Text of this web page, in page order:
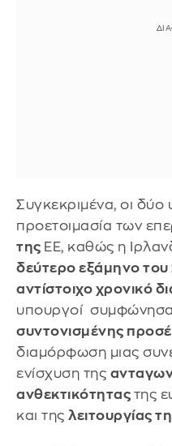
Συγκεκριμένα, οι δύο
προετοιμασία των
της ΕΕ, καθώς η
δεύτερο εξάμηνο του
αντίστοιχο χρονικό
υπουργοί
συντονισμένης
διαμόρφωση μιας
ενίσχυση της
ανθεκτικότητας της
και της λειτουργίας